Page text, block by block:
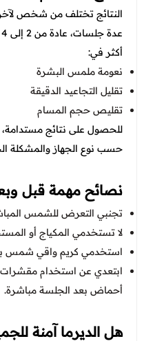
النتائج تختلف من شخص لآخر،
أكثر في:
نعومة ملمس البشرة
تقليل التجاعيد الدقيقة
تقليص حجم المسام
حسب نوع الجهاز والمشكلة
نصائح مهمة قبل
تجنبي التعرض للشمس
لا تستخدمي المكياج أو
استخدمي كريم واقي شمس
ابتعدي عن استخدام مقشرات
أحماض بعد الجلسة مباشرة.
هل الديرما آمنة